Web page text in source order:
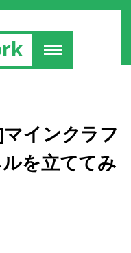
インクラフ
を立ててみ